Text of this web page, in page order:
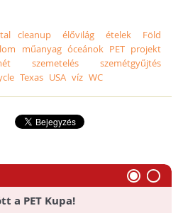
cleanup élővilág ételek
Föld
műanyag óceánok PET projekt
szemetelés
szemétgyűjtés
Texas USA víz WC
a PET Kupa!